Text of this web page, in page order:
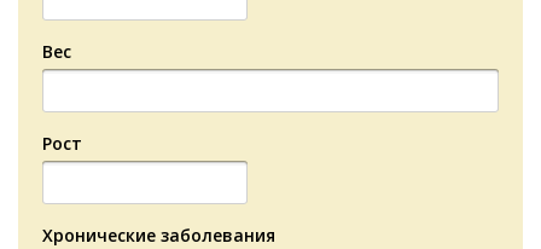
Вес
Рост
Хронические заболевания